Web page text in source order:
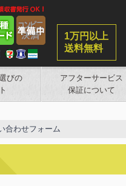
1万円以上
送料無料
びの
アフターサービス
保証について
合わせフォーム